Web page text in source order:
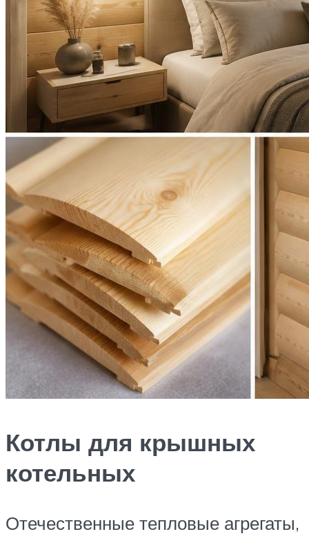
Котлы для крышных
котельных
Отечественные тепловые агрегаты,